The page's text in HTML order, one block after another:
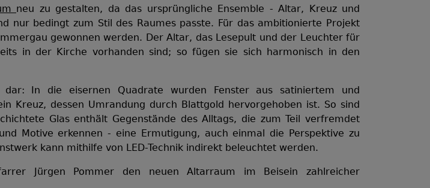
neu zu gestalten, da das ursprüngliche Ensemble - Altar, Kreuz und
nur bedingt zum Stil des Raumes passte. Für das ambitionierte Projekt
gewonnen werden. Der Altar, das Lesepult und der Leuchter für
in der Kirche vorhanden sind; so fügen sie sich harmonisch in den
In die eisernen Quadrate wurden Fenster aus satiniertem und
Kreuz, dessen Umrandung durch Blattgold hervorgehoben ist. So sind
Glas enthält Gegenstände des Alltags, die zum Teil verfremdet
Motive erkennen - eine Ermutigung, auch einmal die Perspektive zu
kann mithilfe von LED-Technik indirekt beleuchtet werden.
Jürgen Pommer den neuen Altarraum im Beisein zahlreicher